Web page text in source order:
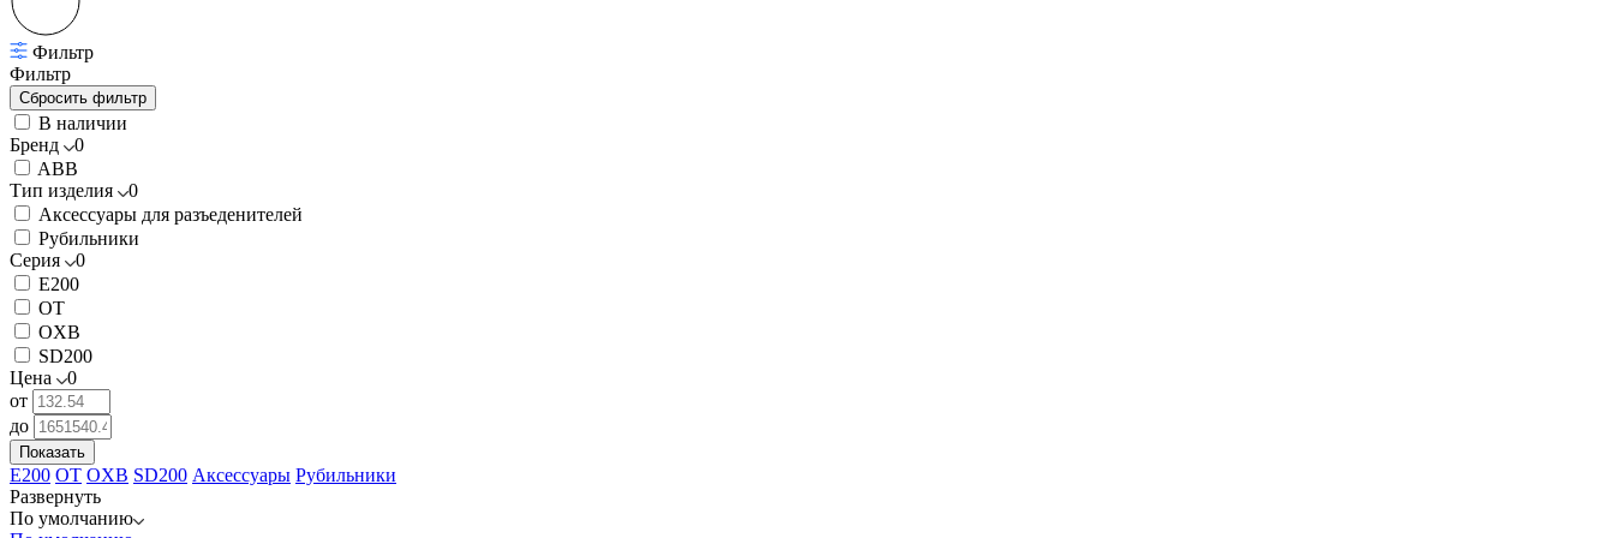
Фильтр
Фильтр
В наличии
Бренд
0
ABB
Тип изделия
0
Аксессуары для разъеденителей
Рубильники
Серия
0
E200
OT
OXB
SD200
Цена
0
от
до
Показать
E200 OT OXB SD200 Аксессуары Рубильники
Развернуть
По умолчанию